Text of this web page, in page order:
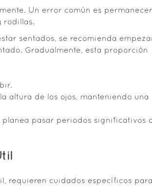
Un error común es permanecer
rodillas.
sentados, se recomienda
Gradualmente, esta proporción
altura de los ojos, manteniendo una
planea pasar periodos significativos
requieren cuidados específicos